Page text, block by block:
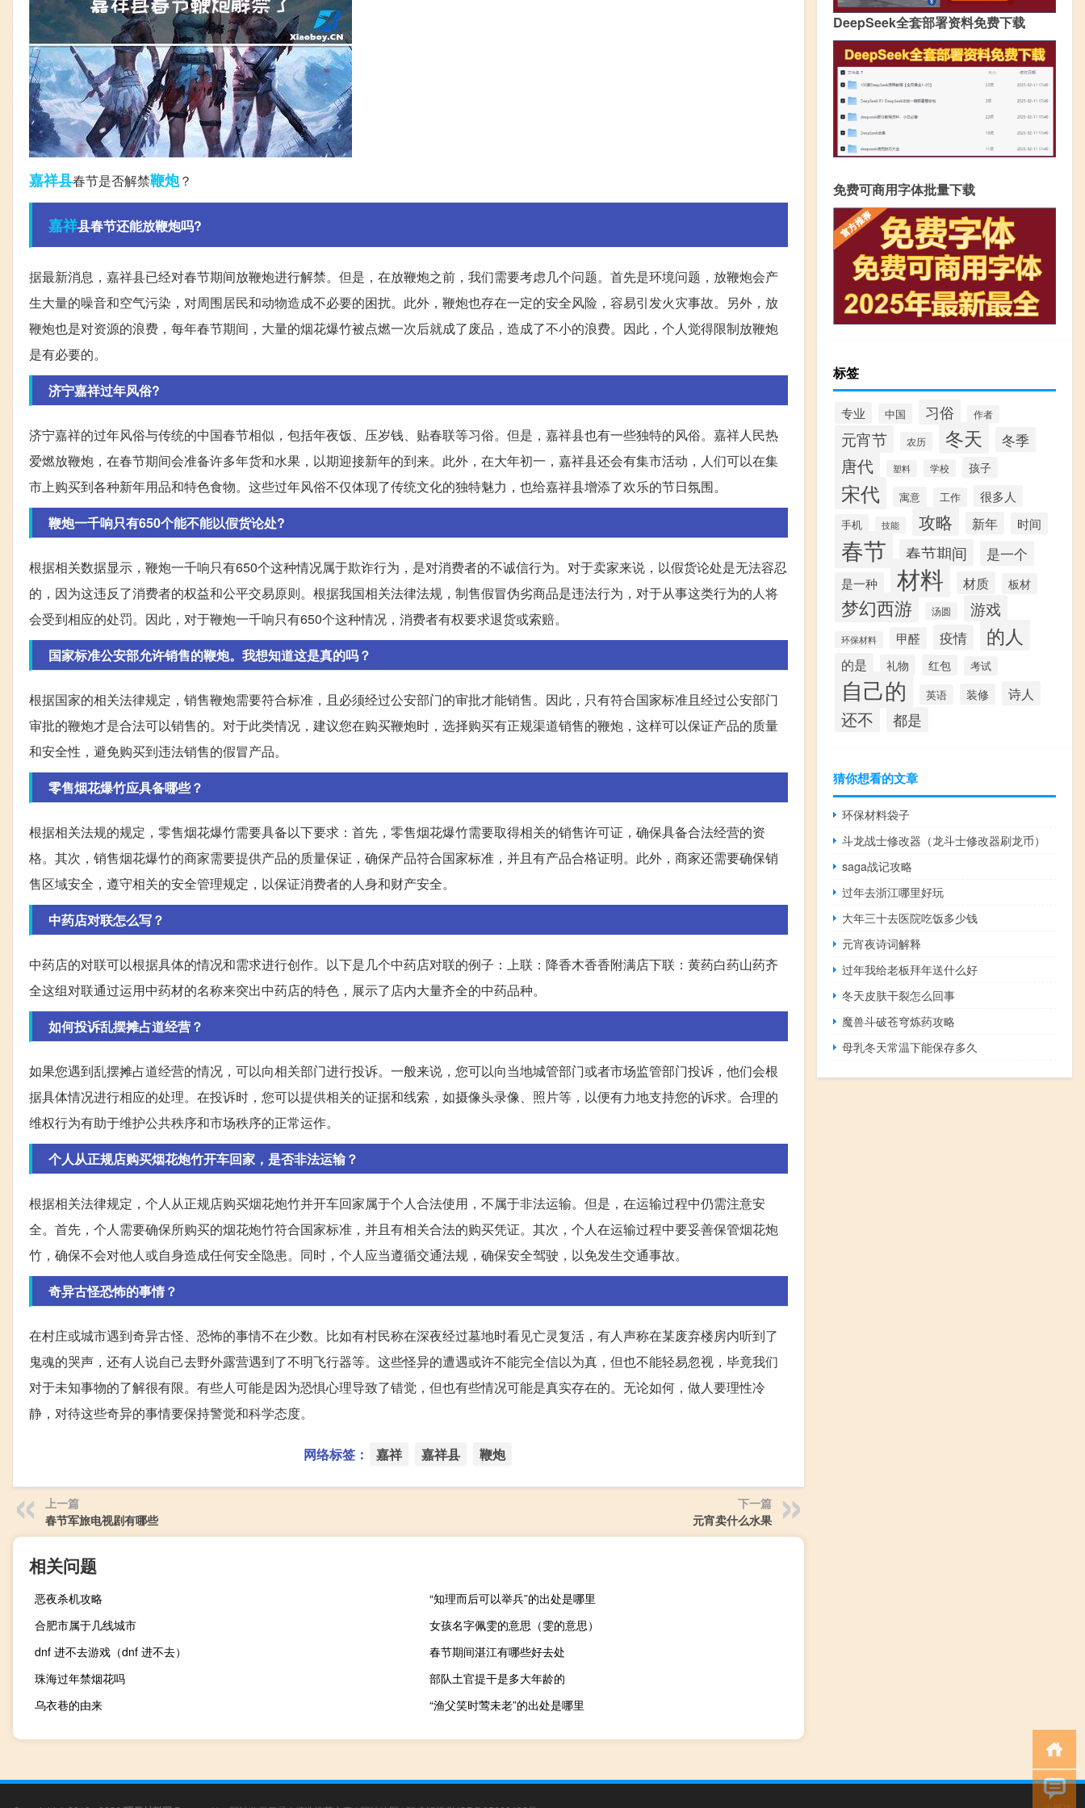
嘉祥县春节是否解禁鞭炮？
嘉祥县春节还能放鞭炮吗?
据最新消息，嘉祥县已经对春节期间放鞭炮进行解禁。但是，在放鞭炮之前，我们需要考虑几个问题。首先是环境问题，放鞭炮会产
生大量的噪音和空气污染，对周围居民和动物造成不必要的困扰。此外，鞭炮也存在一定的安全风险，容易引发火灾事故。另外，放
鞭炮也是对资源的浪费，每年春节期间，大量的烟花爆竹被点燃一次后就成了废品，造成了不小的浪费。因此，个人觉得限制放鞭炮
是有必要的。
济宁嘉祥过年风俗?
济宁嘉祥的过年风俗与传统的中国春节相似，包括年夜饭、压岁钱、贴春联等习俗。但是，嘉祥县也有一些独特的风俗。嘉祥人民热
爱燃放鞭炮，在春节期间会准备许多年货和水果，以期迎接新年的到来。此外，在大年初一，嘉祥县还会有集市活动，人们可以在集
市上购买到各种新年用品和特色食物。这些过年风俗不仅体现了传统文化的独特魅力，也给嘉祥县增添了欢乐的节日氛围。
鞭炮一千响只有650个能不能以假货论处?
根据相关数据显示，鞭炮一千响只有650个这种情况属于欺诈行为，是对消费者的不诚信行为。对于卖家来说，以假货论处是无法容忍
的，因为这违反了消费者的权益和公平交易原则。根据我国相关法律法规，制售假冒伪劣商品是违法行为，对于从事这类行为的人将
会受到相应的处罚。因此，对于鞭炮一千响只有650个这种情况，消费者有权要求退货或索赔。
国家标准公安部允许销售的鞭炮。我想知道这是真的吗？
根据国家的相关法律规定，销售鞭炮需要符合标准，且必须经过公安部门的审批才能销售。因此，只有符合国家标准且经过公安部门
审批的鞭炮才是合法可以销售的。对于此类情况，建议您在购买鞭炮时，选择购买有正规渠道销售的鞭炮，这样可以保证产品的质量
和安全性，避免购买到违法销售的假冒产品。
零售烟花爆竹应具备哪些？
根据相关法规的规定，零售烟花爆竹需要具备以下要求：首先，零售烟花爆竹需要取得相关的销售许可证，确保具备合法经营的资
格。其次，销售烟花爆竹的商家需要提供产品的质量保证，确保产品符合国家标准，并且有产品合格证明。此外，商家还需要确保销
售区域安全，遵守相关的安全管理规定，以保证消费者的人身和财产安全。
中药店对联怎么写？
中药店的对联可以根据具体的情况和需求进行创作。以下是几个中药店对联的例子：上联：降香木香香附满店下联：黄药白药山药齐
全这组对联通过运用中药材的名称来突出中药店的特色，展示了店内大量齐全的中药品种。
如何投诉乱摆摊占道经营？
如果您遇到乱摆摊占道经营的情况，可以向相关部门进行投诉。一般来说，您可以向当地城管部门或者市场监管部门投诉，他们会根
据具体情况进行相应的处理。在投诉时，您可以提供相关的证据和线索，如摄像头录像、照片等，以便有力地支持您的诉求。合理的
维权行为有助于维护公共秩序和市场秩序的正常运作。
个人从正规店购买烟花炮竹开车回家，是否非法运输？
根据相关法律规定，个人从正规店购买烟花炮竹并开车回家属于个人合法使用，不属于非法运输。但是，在运输过程中仍需注意安
全。首先，个人需要确保所购买的烟花炮竹符合国家标准，并且有相关合法的购买凭证。其次，个人在运输过程中要妥善保管烟花炮
竹，确保不会对他人或自身造成任何安全隐患。同时，个人应当遵循交通法规，确保安全驾驶，以免发生交通事故。
奇异古怪恐怖的事情？
在村庄或城市遇到奇异古怪、恐怖的事情不在少数。比如有村民称在深夜经过墓地时看见亡灵复活，有人声称在某废弃楼房内听到了
鬼魂的哭声，还有人说自己去野外露营遇到了不明飞行器等。这些怪异的遭遇或许不能完全信以为真，但也不能轻易忽视，毕竟我们
对于未知事物的了解很有限。有些人可能是因为恐惧心理导致了错觉，但也有些情况可能是真实存在的。无论如何，做人要理性冷
静，对待这些奇异的事情要保持警觉和科学态度。
网络标签： 嘉祥 嘉祥县 鞭炮
上一篇
春节军旅电视剧有哪些
下一篇
元宵卖什么水果
相关问题
恶夜杀机攻略
“知理而后可以举兵”的出处是哪里
合肥市属于几线城市
女孩名字佩雯的意思（雯的意思）
dnf 进不去游戏（dnf 进不去）
春节期间湛江有哪些好去处
珠海过年禁烟花吗
部队土官提干是多大年龄的
乌衣巷的由来
“渔父笑时莺未老”的出处是哪里
DeepSeek全套部署资料免费下载
免费可商用字体批量下载
标签
专业 中国 习俗 作者
元宵节 农历 冬天 冬季
唐代 塑料 学校 孩子
宋代 寓意 工作 很多人
手机 技能 攻略 新年 时间
春节 春节期间 是一个
是一种 材料 材质 板材
梦幻西游 汤圆 游戏
环保材料 甲醛 疫情 的人
的是 礼物 红包 考试
自己的 英语 装修 诗人
还不 都是
猜你想看的文章
环保材料袋子
斗龙战士修改器（龙斗士修改器刷龙币）
saga战记攻略
过年去浙江哪里好玩
大年三十去医院吃饭多少钱
元宵夜诗词解释
过年我给老板拜年送什么好
冬天皮肤干裂怎么回事
魔兽斗破苍穹炼药攻略
母乳冬天常温下能保存多久